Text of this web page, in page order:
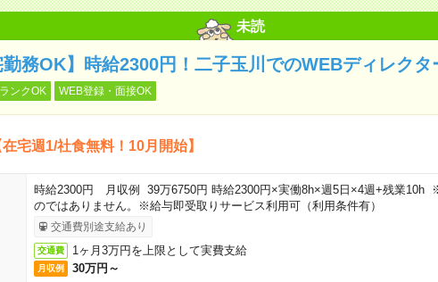
未読
勤務OK】時給2300円！二子玉川でのWEBディレクタ
ンクOK WEB登録・面接OK
在宅週1/社食無料！10月開始】
時給2300円 月収例 39万6750円 時給2300円×実働8h×週5日×4週+残業10h
のではありません。※給与即受取りサービス利用可（利用条件有）
交通費別途支給あり
交通費 1ヶ月3万円を上限として実費支給
月収例 30万円～